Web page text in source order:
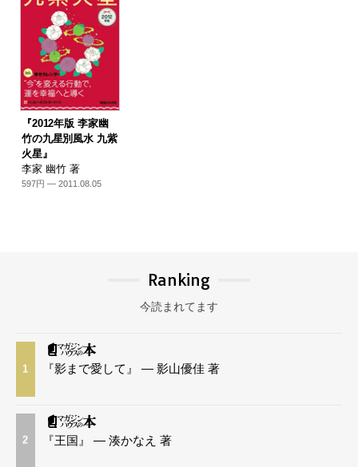
『2012年版 李家幽
竹の九星別風水 九紫
火星』
李家 幽竹 著
597円 — 2011.08.05
Ranking
今読まれてます
1 『影まで愛して』 — 影山優佳 著
2 『王国』 — 湊かなえ 著